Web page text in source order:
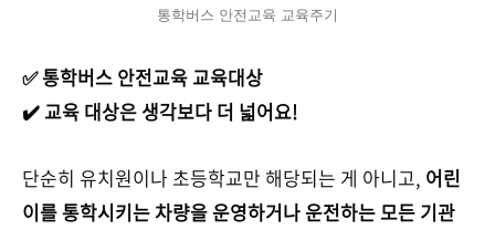
통학버스 안전교육 교육주기
✅ 통학버스 안전교육 교육대상
✔️ 교육 대상은 생각보다 더 넓어요!
단순히 유치원이나 초등학교만 해당되는 게 아니고, 어린
이를 통학시키는 차량을 운영하거나 운전하는 모든 기관